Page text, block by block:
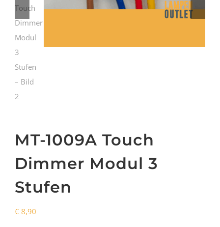
MT-1009A Touch
Dimmer Modul 3
Stufen
€ 8,90